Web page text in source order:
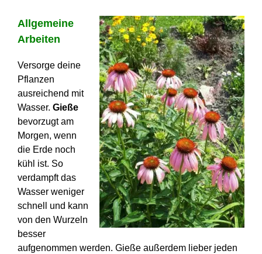
Allgemeine
Arbeiten
Versorge deine
Pflanzen
ausreichend mit
Wasser. Gieße
bevorzugt am
Morgen, wenn
die Erde noch
kühl ist. So
verdampft das
Wasser weniger
schnell und kann
von den Wurzeln
besser
aufgenommen werden. Gieße außerdem lieber jeden